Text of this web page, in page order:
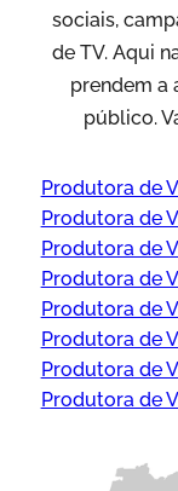
sociais,
de TV. Aqui
prendem a
público.
Produtora de
Produtora de
Produtora de
Produtora de
Produtora de
Produtora de
Produtora de
Produtora de